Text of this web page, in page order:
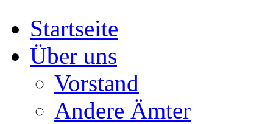
Startseite
Über uns
Vorstand
Andere Ämter